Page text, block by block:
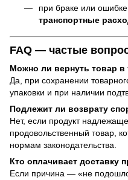
при браке или
транспортные
FAQ — частые
Можно ли вернуть товар в
Да, при сохранении
упаковки и при наличии
Подлежит ли возврату
Нет, если продукт
продовольственный товар,
нормам законодательства.
Кто оплачивает доставку
Если причина — «не